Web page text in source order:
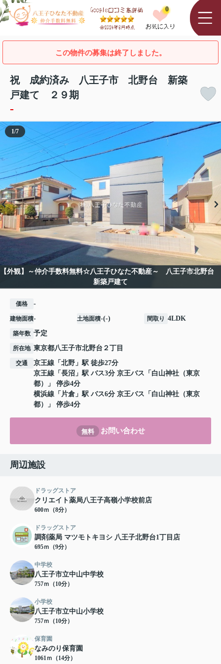
0
この物件の募集は終了しました。
祝 成約済み 八王子市 北野台 新築
戸建て ２９期
-
【外観】～仲介手数料無料☆八王子ひなた不動産～ 八王子市北野台
新築戸建て
1/7
価格 -
建物面積- 土地面積-(-) 間取り 4LDK
築年数 予定
所在地 東京都八王子市北野台 ２丁目
交通 京王線 「 北野 」駅 徒歩27分
京王線 「 長沼 」駅 バス3分 京王バス「白山神社（東京
都）」 停歩4分
横浜線 「 片倉 」駅 バス6分 京王バス「白山神社（東京
都）」 停歩4分
無料 お問い合わせ
周辺施設
ドラッグストア
クリエイト薬局八王子高嶺小学校前店
600ｍ（8分）
ドラッグストア
調剤薬局 マツモトキヨシ 八王子北野台1丁目店
695ｍ（9分）
中学校
八王子市立中山中学校
757ｍ（10分）
小学校
八王子市立中山小学校
757ｍ（10分）
保育園
なみのり保育園
1061ｍ（14分）